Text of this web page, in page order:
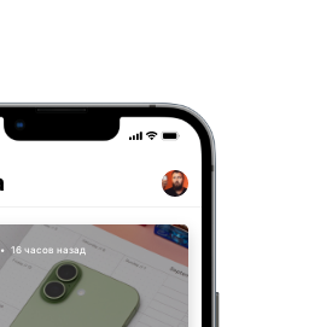
• 16 часов назад